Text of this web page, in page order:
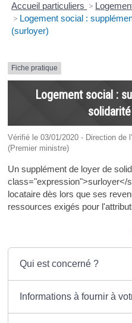
Accueil particuliers >
> Logement social :
(surloyer)
Fiche pratique
Logement social :
Vérifié le 03/01/2020 - Direction de
(Premier ministre)
Un supplément de loyer de
class="expression">surloyer</
locataire dès lors que ses
ressources exigés pour
Qui est concerné ?
Informations à fournir à